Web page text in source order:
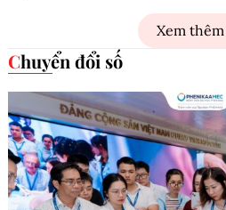
Xem thêm
Chuyển đổi số